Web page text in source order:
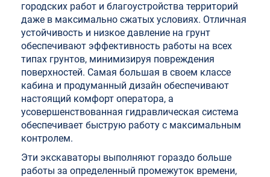
городских работ и благоустройства территорий
даже в максимально сжатых условиях. Отличная
устойчивость и низкое давление на грунт
обеспечивают эффективность работы на всех
типах грунтов, минимизируя повреждения
поверхностей. Самая большая в своем классе
кабина и продуманный дизайн обеспечивают
настоящий комфорт оператора, а
усовершенствованная гидравлическая система
обеспечивает быструю работу с максимальным
контролем.
Эти экскаваторы выполняют гораздо больше
работы за определенный промежуток времени,